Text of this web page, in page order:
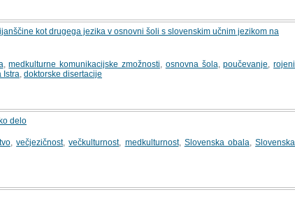
kot drugega jezika v osnovni šoli s slovenskim učnim jezikom na
,medkulturne komunikacijske zmožnosti osnovna šola ,poučevanje ,rojeni
Istra doktorske disertacije
delo
,večjezičnost,večkulturnost, medkulturnost, Slovenska obala ,Slovenska